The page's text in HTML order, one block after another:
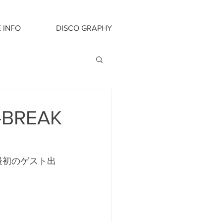
INFO DISCO GRAPHY
初のゲスト出